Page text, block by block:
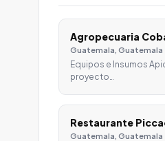
Agropecuaria
Guatemala, Guatemala
Equipos e Insumos
proyecto…
Restaurante
Guatemala, Guatemala